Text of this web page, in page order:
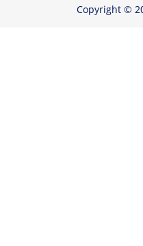
Copyright ©